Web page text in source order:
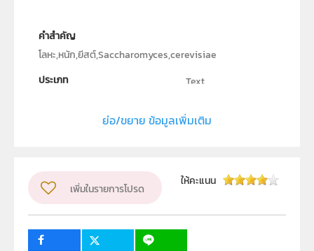
คำสำคัญ
โลหะ,หนัก,ยีสต์,Saccharomyces,cerevisiae
ประเภท
Text
คณะวิทยาศาสตร์ มหาวิทยาลัยมหิดล
ระดับชั้น
ม.4, ม.5, ม.6
ย่อ/ขยาย ข้อมูลเพิ่มเติม
เพิ่มในรายการโปรด
ให้คะแนน